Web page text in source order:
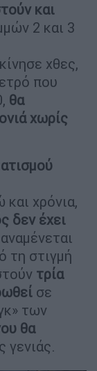
και
2 και 3
χθες,
που
θα
χωρίς
χρόνια,
δεν έχει
τη στιγμή
τρία
σε
των
θα
γενιάς.